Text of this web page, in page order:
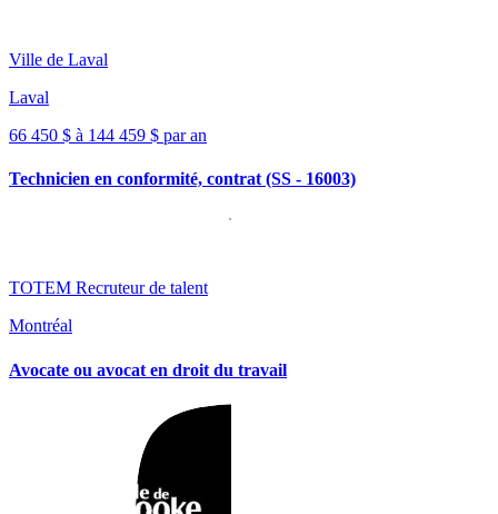
Ville de Laval
Laval
66 450 $ à 144 459 $ par an
Technicien en conformité, contrat (SS - 16003)
TOTEM Recruteur de talent
Montréal
Avocate ou avocat en droit du travail